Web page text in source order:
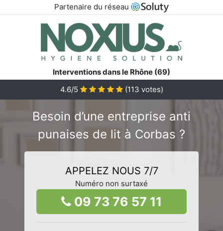
Partenaire du réseau
Interventions dans le Rhône (69)
4.6/5
(113 votes)
Besoin d’une entreprise anti
punaises de lit à Corbas ?
APPELEZ NOUS 7/7
Numéro non surtaxé
09 73 76 57 11